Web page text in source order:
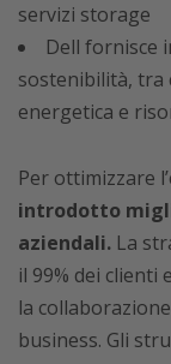
servizi storage
Dell fornisce
sostenibilità, tra
energetica e
Per ottimizzare
introdotto
aziendali. La
il 99% dei clienti
la
business. Gli